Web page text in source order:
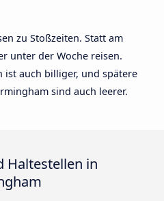
zu Stoßzeiten. Statt am
unter der Woche reisen.
ist auch billiger, und spätere
sind auch leerer.
Haltestellen in